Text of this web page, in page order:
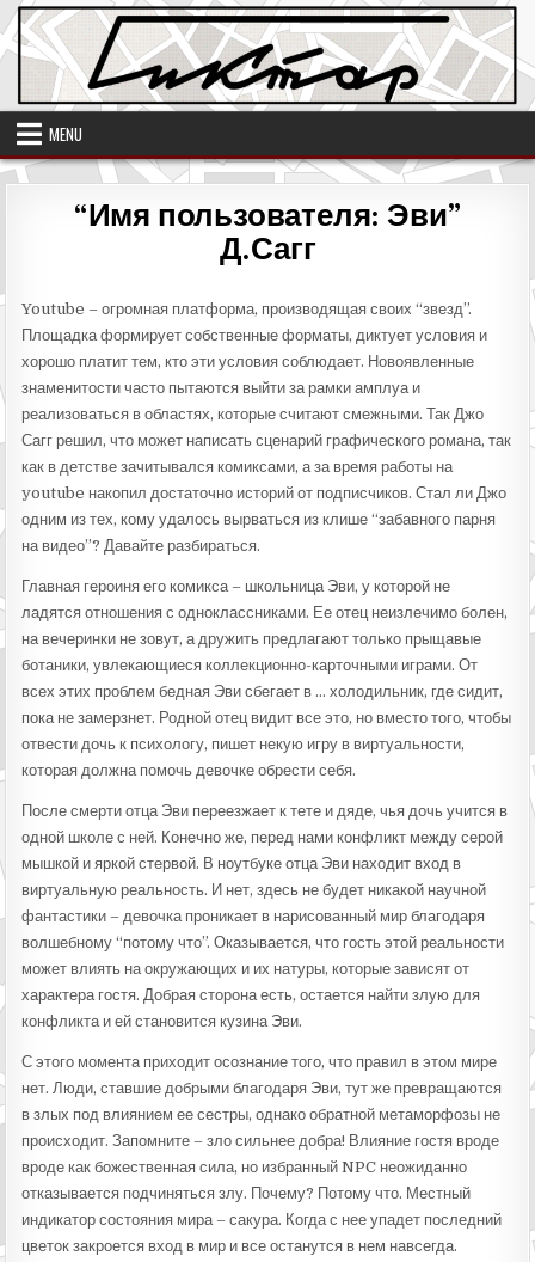
Skip
to
content
MENU
“Имя пользователя: Эви”
Д.Сагг
Youtube – огромная платформа, производящая своих “звезд”.
Площадка формирует собственные форматы, диктует условия и
хорошо платит тем, кто эти условия соблюдает. Новоявленные
знаменитости часто пытаются выйти за рамки амплуа и
реализоваться в областях, которые считают смежными. Так Джо
Сагг решил, что может написать сценарий графического романа, так
как в детстве зачитывался комиксами, а за время работы на
youtube накопил достаточно историй от подписчиков. Стал ли Джо
одним из тех, кому удалось вырваться из клише “забавного парня
на видео”? Давайте разбираться.
Главная героиня его комикса – школьница Эви, у которой не
ладятся отношения с одноклассниками. Ее отец неизлечимо болен,
на вечеринки не зовут, а дружить предлагают только прыщавые
ботаники, увлекающиеся коллекционно-карточными играми. От
всех этих проблем бедная Эви сбегает в … холодильник, где сидит,
пока не замерзнет. Родной отец видит все это, но вместо того, чтобы
отвести дочь к психологу, пишет некую игру в виртуальности,
которая должна помочь девочке обрести себя.
После смерти отца Эви переезжает к тете и дяде, чья дочь учится в
одной школе с ней. Конечно же, перед нами конфликт между серой
мышкой и яркой стервой. В ноутбуке отца Эви находит вход в
виртуальную реальность. И нет, здесь не будет никакой научной
фантастики – девочка проникает в нарисованный мир благодаря
волшебному “потому что”. Оказывается, что гость этой реальности
может влиять на окружающих и их натуры, которые зависят от
характера гостя. Добрая сторона есть, остается найти злую для
конфликта и ей становится кузина Эви.
С этого момента приходит осознание того, что правил в этом мире
нет. Люди, ставшие добрыми благодаря Эви, тут же превращаются
в злых под влиянием ее сестры, однако обратной метаморфозы не
происходит. Запомните – зло сильнее добра! Влияние гостя вроде
вроде как божественная сила, но избранный NPC неожиданно
отказывается подчиняться злу. Почему? Потому что. Местный
индикатор состояния мира – сакура. Когда с нее упадет последний
цветок закроется вход в мир и все останутся в нем навсегда.